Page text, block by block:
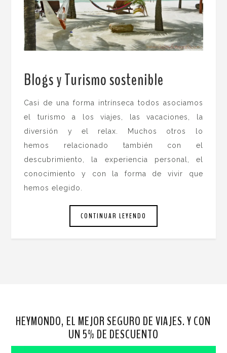
Blogs y Turismo sostenible
Casi de una forma intrínseca todos asociamos
el turismo a los viajes, las vacaciones, la
diversión y el relax. Muchos otros lo
hemos relacionado también con el
descubrimiento, la experiencia personal, el
conocimiento y con la forma de vivir que
hemos elegido.
CONTINUAR LEYENDO
HEYMONDO, EL MEJOR SEGURO DE VIAJES. Y CON
UN 5% DE DESCUENTO